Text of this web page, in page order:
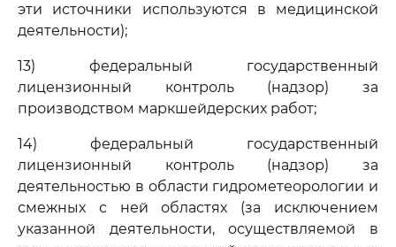
эти источники используются в медицинской
деятельности);
13) федеральный государственный
лицензионный контроль (надзор) за
производством маркшейдерских работ;
14) федеральный государственный
лицензионный контроль (надзор) за
деятельностью в области гидрометеорологии и
смежных с ней областях (за исключением
указанной деятельности, осуществляемой в